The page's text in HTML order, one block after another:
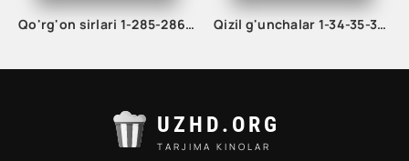
Qo'rg'on sirlari 1-285-286-287-288-289-290-291-292-293-294-295 Qism turk serial uzbek tilida Qizil g'unchalar 1-34-35-36-37-38-39-40-41-42-43-44 Qism Turk seriali Barcha qismlar uzbek tilida 2023
UZHD.ORG
TARJIMA KINOLAR